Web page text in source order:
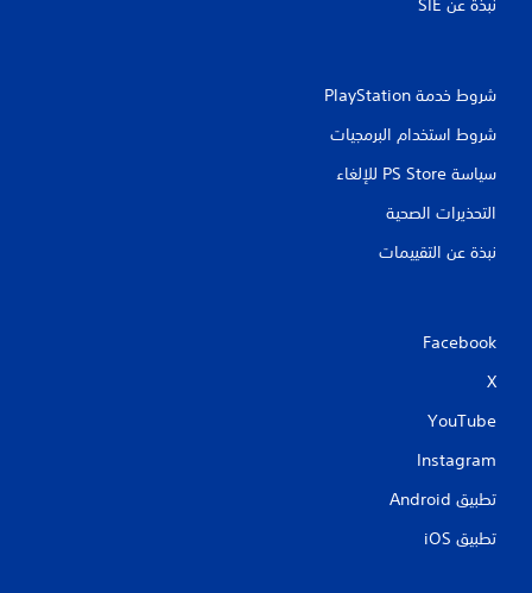
نبذة عن SIE‏
شروط خدمة PlayStation‏
شروط استخدام البرمجيات
سياسة PS Store للإلغاء
التحذيرات الصحية
نبذة عن التقييمات
Facebook
X
YouTube
Instagram
تطبيق Android‏
تطبيق iOS‏